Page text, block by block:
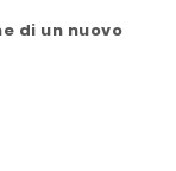
di un nuovo